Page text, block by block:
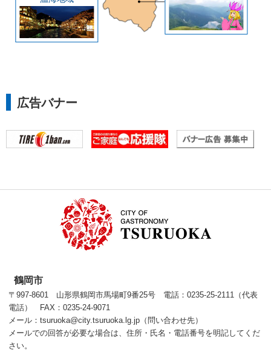
広告バナー
鶴岡市
〒997-8601 山形県鶴岡市馬場町9番25号 電話：0235-25-2111（代表
電話） FAX：0235-24-9071
メール：tsuruoka@city.tsuruoka.lg.jp（問い合わせ先）
メールでの回答が必要な場合は、住所・氏名・電話番号を明記してくだ
さい。